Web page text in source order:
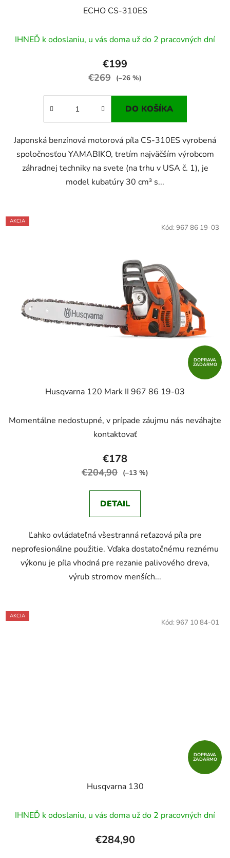
ECHO CS-310ES
IHNEĎ k odoslaniu, u vás doma už do 2 pracovných dní
€199
€269 (–26 %)
DO KOŠÍKA
Japonská benzínová motorová píla CS-310ES vyrobená
spoločnosťou YAMABIKO, tretím najväčším výrobcom
záhradnej techniky na svete (na trhu v USA č. 1), je
model kubatúry 30 cm³ s...
AKCIA
DOPRAVA
ZADARMO
Husqvarna 120 Mark II 967 86 19‑03
hodnotenie
produktu
je
2,9
hviezdičiek.
Momentálne nedostupné, v prípade záujmu nás neváhajte
kontaktovať
€178
€204,90 (–13 %)
DETAIL
Ľahko ovládateľná všestranná reťazová píla pre
neprofesionálne použitie. Vďaka dostatočnému reznému
výkonu je píla vhodná pre rezanie palivového dreva,
výrub stromov menších...
Kód: 967 86 19-03
AKCIA
DOPRAVA
ZADARMO
Husqvarna 130
hodnotenie
produktu
je
IHNEĎ k odoslaniu, u vás doma už do 2 pracovných dní
€284,90
Kód: 967 10 84-01